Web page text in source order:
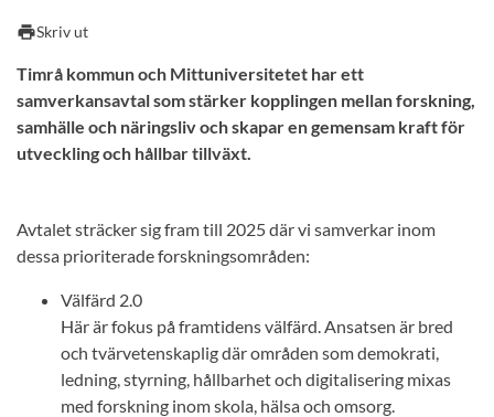
Detta är vår testmiljö - endast testdata
printSkriv ut
Timrå kommun och Mittuniversitetet har ett
samverkansavtal som stärker kopplingen mellan forskning,
samhälle och näringsliv och skapar en gemensam kraft för
utveckling och hållbar tillväxt.
Avtalet sträcker sig fram till 2025 där vi samverkar inom
dessa prioriterade forskningsområden:
Välfärd 2.0
Här är fokus på framtidens välfärd. Ansatsen är bred
och tvärvetenskaplig där områden som demokrati,
ledning, styrning, hållbarhet och digitalisering mixas
med forskning inom skola, hälsa och omsorg.